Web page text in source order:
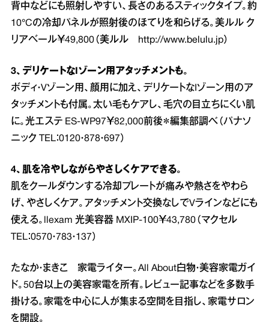
背中などにも照射しやすい、長さのあるスティックタイプ。約
10°Cの冷却パネルが照射後のほてりを和らげる。美ルル ク
リアベール￥49,800（美ルル
http://www.belulu.jp）
3、デリケートなIゾーン用アタッチメントも。
ボディ・Vゾーン用、顔用に加え、デリケートなIゾーン用のア
タッチメントも付属。太い毛もケアし、毛穴の目立ちにくい肌
に。光エステ ES‐WP97￥82,000前後＊編集部調べ（パナソ
ニック TEL：0120・878・697）
4、肌を冷やしながらやさしくケアできる。
肌をクールダウンする冷却プレートが痛みや熱さをやわら
げ、やさしくケア。アタッチメント交換なしでVラインなどにも
使える。llexam 光美容器 MXIP‐100￥43,780（マクセル
TEL：0570・783・137）
たなか・まきこ 家電ライター。All About白物・美容家電ガイ
ド。50台以上の美容家電を所有。レビュー記事などを多数手
掛ける。家電を中心に人が集まる空間を目指し、家電サロン
を開設。